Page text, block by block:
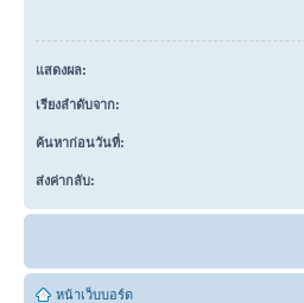
แสดงผล:
เรียงลำดับจาก:
ค้นหาก่อนวันที่:
ส่งค่ากลับ:
หน้าเว็บบอร์ด